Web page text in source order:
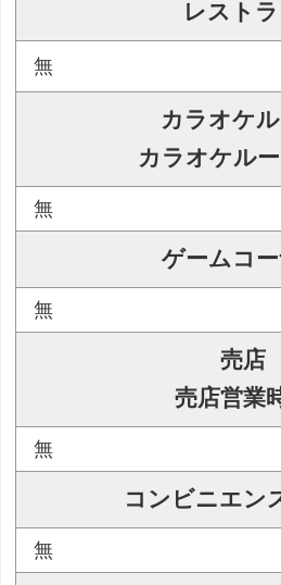
レスト
無
カラオケ
カラオケル
無
ゲームコ
無
売店
売店営業
無
コンビニエン
無